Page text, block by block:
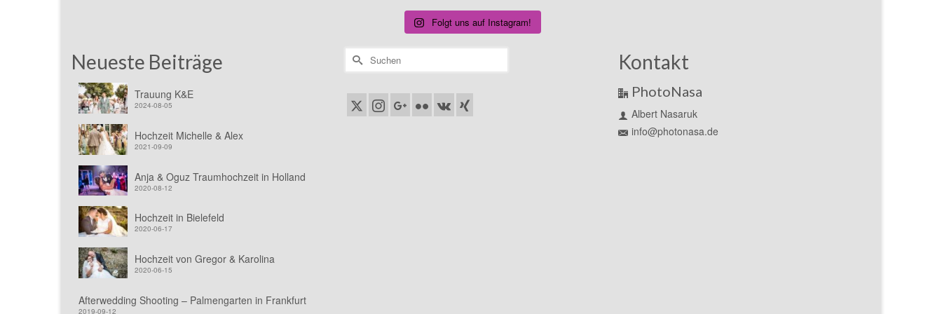
Folgt uns auf Instagram!
Neueste Beiträge
Trauung K&E
2024-08-05
Hochzeit Michelle & Alex
2021-09-09
Anja & Oguz Traumhochzeit in Holland
2020-08-12
Hochzeit in Bielefeld
2020-06-17
Hochzeit von Gregor & Karolina
2020-06-15
Afterwedding Shooting – Palmengarten in Frankfurt
2019-09-12
Suchen
nach:
Kontakt
PhotoNasa
Albert Nasaruk
info@photonasa.de